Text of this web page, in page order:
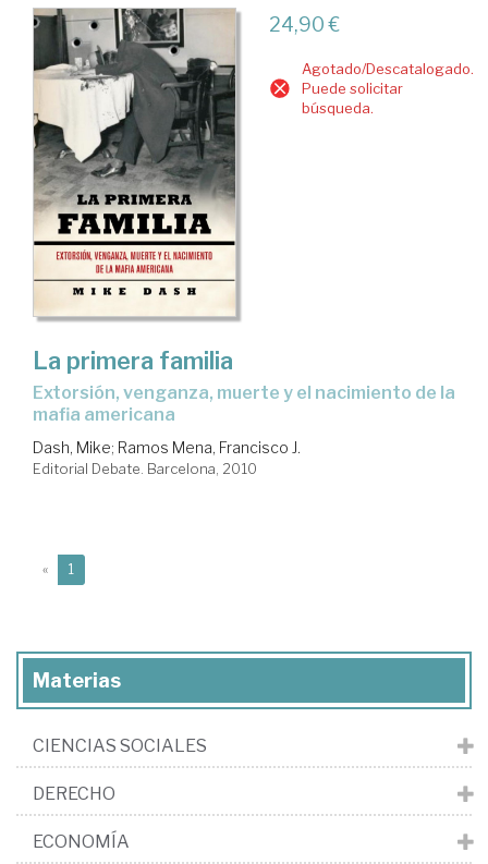
24,90 €
Agotado/Descatalogado.
Puede solicitar
búsqueda.
La primera familia
extorsión, venganza, muerte y el nacimiento de la
mafia americana
Dash, Mike; Ramos Mena, Francisco J.
Editorial Debate. Barcelona, 2010
« 1
Materias
CIENCIAS SOCIALES
DERECHO
ECONOMÍA